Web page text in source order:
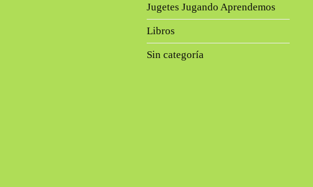
Jugetes Jugando Aprendemos
Libros
Sin categoría